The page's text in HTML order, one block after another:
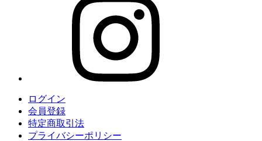
ログイン
会員登録
特定商取引法
プライバシーポリシー